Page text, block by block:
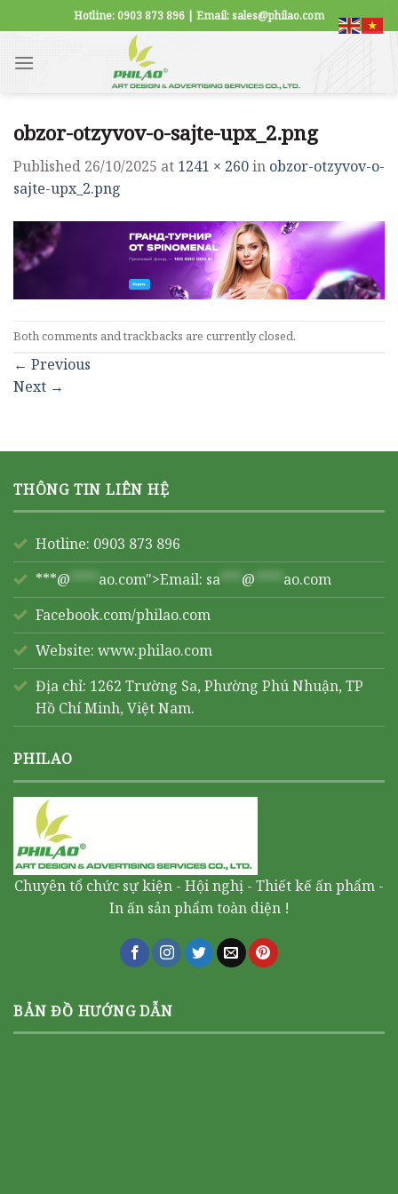
to
content
Hotline: 0903 873 896 | Email: sales@philao.com
obzor-otzyvov-o-sajte-upx_2.png
Published 26/10/2025 at 1241 × 260in obzor-otzyvov-o-
sajte-upx_2.png
Both comments and trackbacks are currently closed.
← Previous
Next →
THÔNG TIN LIÊN HỆ
Hotline: 0903 873 896
***@ **** ao.com">Email: sa *** @ **** ao.com
Facebook.com/philao.com
Website: www.philao.com
Địa chỉ: 1262 Trường Sa, Phường Phú Nhuận, TP
Hồ Chí Minh, Việt Nam.
PHILAO
Chuyên tổ chức sự kiện - Hội nghị - Thiết kế ấn phẩm -
In ấn sản phẩm toàn diện !
BẢN ĐỒ HƯỚNG DẪN